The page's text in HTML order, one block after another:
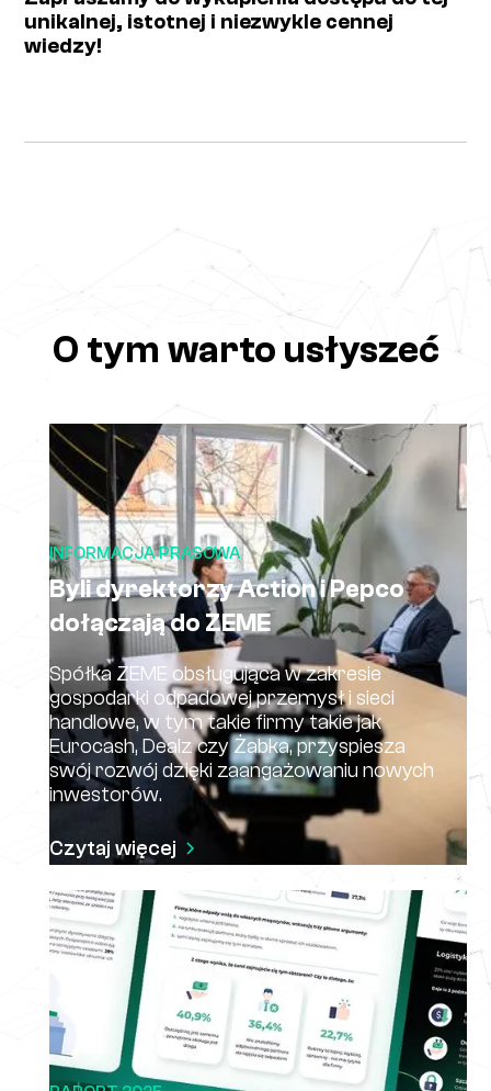
unikalnej, istotnej i niezwykle cennej
wiedzy!
O tym warto usłyszeć
INFORMACJA PRASOWA
Byli dyrektorzy Action i Pepco
dołączają do ZEME
Spółka ZEME obsługująca w zakresie
gospodarki odpadowej przemysł i sieci
handlowe, w tym takie firmy takie jak
Eurocash, Dealz czy Żabka, przyspiesza
swój rozwój dzięki zaangażowaniu nowych
inwestorów.
Czytaj więcej